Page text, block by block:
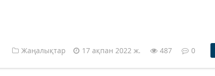
Жаңалықтар 17 ақпан 2022 ж. 487 0